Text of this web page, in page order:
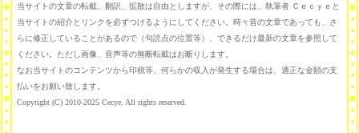
当サイトの文章の転載、翻訳、拡散は自由としますが、その際には、執筆者 Ｃｅｃｙｅと
当サイトの紹介とリンクを必ずつけるようにしてください。時々昔の文章であっても、さ
らに修正していることがあるので（句読点の位置等）、できるだけ最新の文章を参照して
ください。ただし画像、音声等の無断転載はお断りします。
なお当サイトのコンテンツから印税等、何らかの収入が発生する場合は、適正な金額の支
払いをお願い致します。
Copyright (C) 2010-2025 Cecye. All rights reserved.